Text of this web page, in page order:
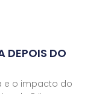
DEPOIS DO
e o impacto do